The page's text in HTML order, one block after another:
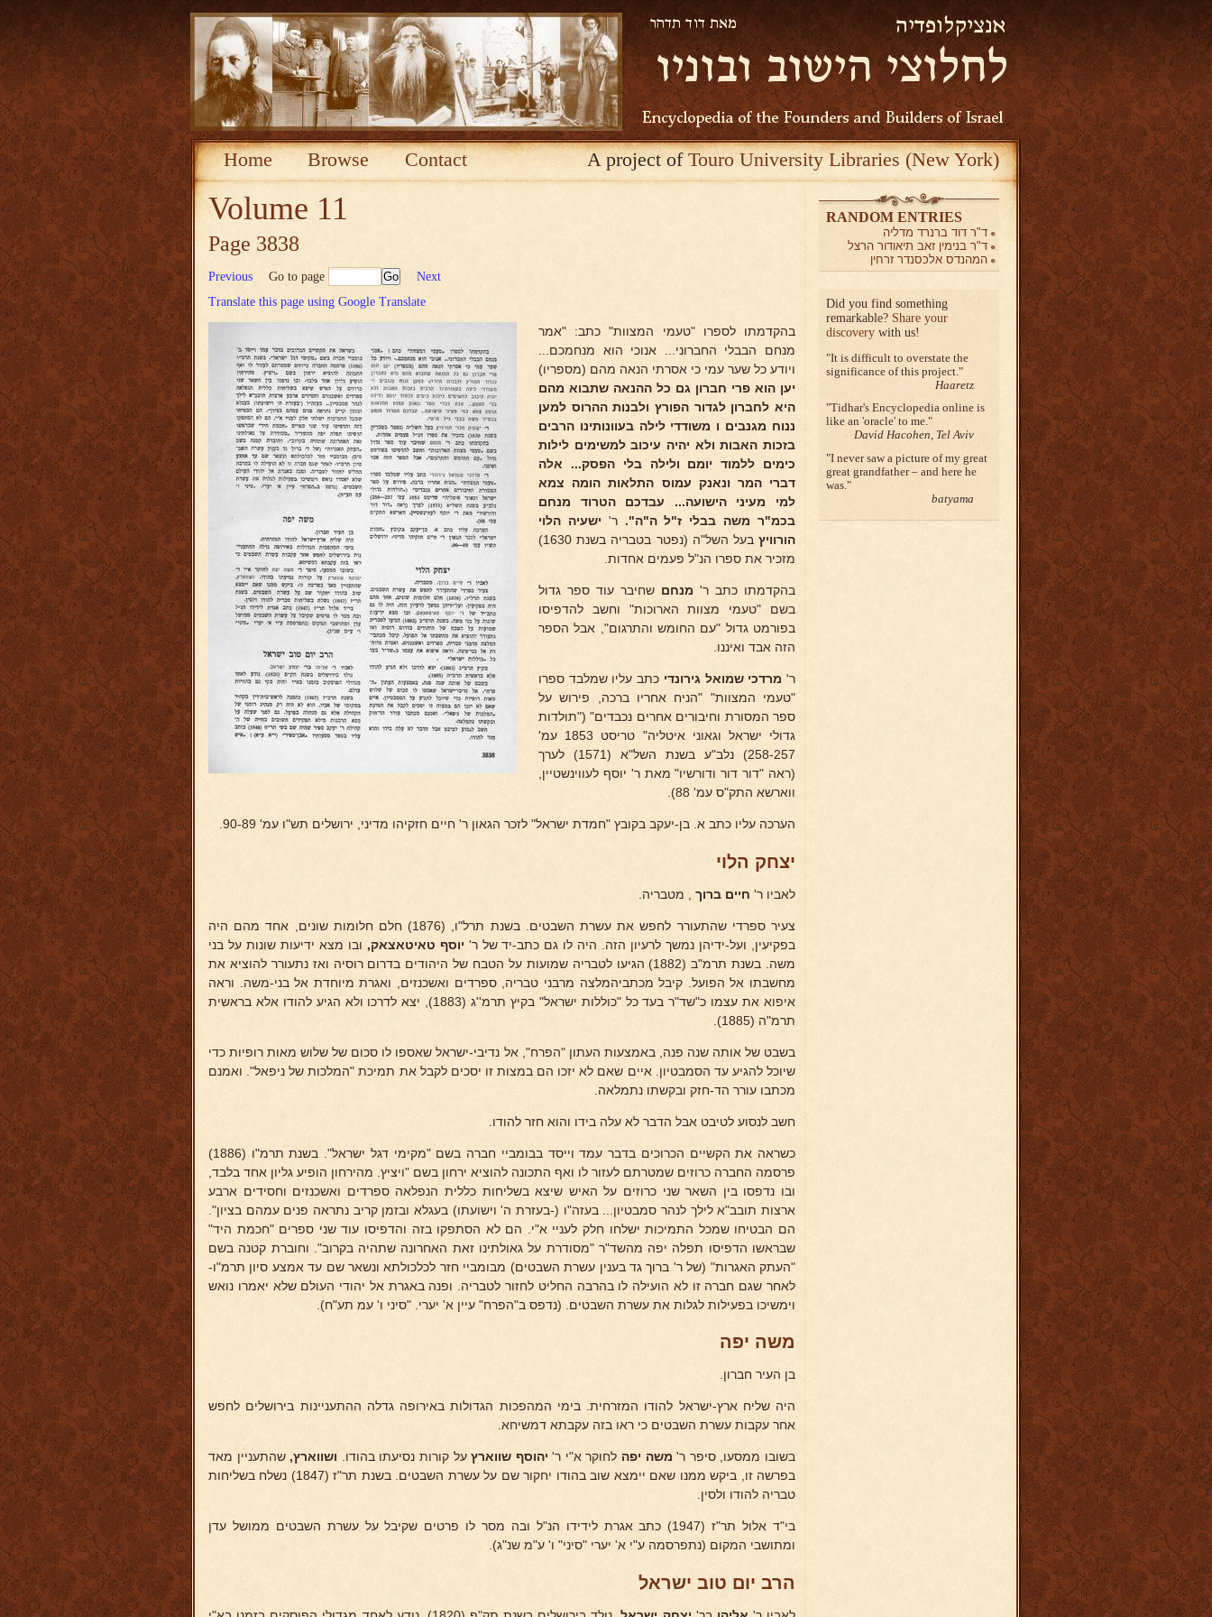
Home Browse Contact A project ofTouro University Libraries (New York)
Volume 11
Page 3838
Previous Go to page
Next
Translate this page using Google Translate
בהקדמתו לספרו "טעמי המצוות" כתב: "אמר
מנחם הבבלי החברוני... אנוכי הוא מנחמכם...
ויודע כל שער עמי כי אסרתי הנאה מהם (מספריו)
יען הוא פרי חברון גם כל ההנאה שתבוא מהם
היא לחברון לגדור הפורץ ולבנות ההרוס למען
ננוח מגנבים ו משודדי לילה בעוונותינו הרבים
בזכות האבות ולא יהיה עיכוב למשימים לילות
כימים ללמוד יומם ולילה
בלי הפסק... אלה
דברי המר ונאנק עמוס התלאות הומה צמא
למי מעיני הישועה... עבדכם הטרוד מנחם
בכמ"ר משה בבלי ז"ל ה"ה". ר' ישעיה הלוי
הורוויץ
בעל השל"ה (נפטר בטבריה בשנת 1630)
מזכיר את ספרו הנ"ל פעמים אחדות.
בהקדמתו כתב ר' מנחם שחיבר עוד ספר גדול
בשם "טעמי מצוות הארוכות" וחשב להדפיסו
בפורמט גדול "עם החומש והתרגום", אבל הספר
הזה אבד ואיננו.
ר'מרדכי שמואל גירונדי כתב עליו שמלבד ספרו
"טעמי המצוות" "הניח אחריו ברכה, פירוש על
ספר המסורת וחיבורים אחרים נכבדים" ("תולדות
גדולי ישראל וגאוני איטליה" טריסט 1853 עמ'
258-257) נלב"ע בשנת השל"א (1571) לערך
(ראה "דור דור ודורשיו" מאת ר' יוסף לעווינשטיין,
ווארשא התק"ס עמ' 88).
הערכה עליו כתב א. בן-יעקב בקובץ "חמדת ישראל" לזכר הגאון ר' חיים חזקיהו מדיני, ירושלים תש"ו עמ' 90-89.
יצחק הלוי
לאביו ר' חיים ברוך , מטבריה.
צעיר ספרדי שהתעורר לחפש את עשרת השבטים. בשנת תרל"ו, (1876) חלם חלומות שונים, אחד מהם היה
בפקיעין, ועל-ידיהן נמשך לרעיון הזה. היה לו גם כתב-יד של ר' יוסף טאיטאצאק, ובו מצא ידיעות שונות על בני
משה. בשנת תרמ"ב (1882) הגיעו לטבריה שמועות על הטבח של היהודים בדרום רוסיה ואז נתעורר להוציא את
מחשבתו אל הפועל. קיבל מכתביהמלצה מרבני טבריה, ספרדים ואשכנזים, ואגרת מיוחדת אל בני-משה. וראה
איפוא את עצמו כ"שד"ר בעד כל "כוללות ישראל" בקיץ תרמ''ג (1883), יצא לדרכו ולא הגיע להודו אלא בראשית
תרמ"ה (1885).
בשבט של אותה שנה פנה, באמצעות העתון "הפרח", אל נדיבי-ישראל שאספו לו סכום של שלוש מאות רופיות כדי
שיוכל להגיע עד הסמבטיון. איים שאם לא יזכו הם במצות זו יסכים לקבל את תמיכת "המלכות של ניפאל". ואמנם
מכתבו עורר הד-חזק ובקשתו נתמלאה.
חשב לנסוע לטיבט אבל הדבר לא עלה בידו והוא חזר להודו.
כשראה את הקשיים הכרוכים בדבר עמד וייסד בבומביי חברה בשם "מקימי דגל ישראל". בשנת תרמ"ו (1886)
פרסמה החברה כרוזים שמטרתם לעזור לו ואף התכונה להוציא ירחון בשם "ויציץ. מהירחון הופיע גליון אחד בלבד,
ובו נדפסו בין השאר שני כרוזים על האיש שיצא בשליחות כללית הנפלאה ספרדים ואשכנזים וחסידים ארבע
ארצות תובב"א לילך לנהר סמבטיון... בעזה"ו (-בעזרת ה' וישועתו) בעגלא ובזמן קריב נתראה פנים עמהם בציון".
הם הבטיחו שמכל התמיכות ישלחו חלק לעניי א"י. הם לא הסתפקו בזה והדפיסו עוד שני ספרים "חכמת היד"
שבראשו הדפיסו תפלה יפה מהשד"ר "מסודרת על גאולתינו זאת האחרונה שתהיה בקרוב". וחוברת קטנה בשם
"העתק האגרות" (של ר' ברוך גד בענין עשרת השבטים) מבומביי חזר לכלכולתא ונשאר שם עד אמצע סיון תרמ"ו-
לאחר שגם חברה זו לא הועילה לו בהרבה החליט לחזור לטבריה. ופנה באגרת אל יהודי העולם שלא יאמרו נואש
וימשיכו בפעילות לגלות את עשרת השבטים. (נדפס ב"הפרח" עיין א' יערי. "סיני ו' עמ תע"ח).
משה יפה
בן העיר חברון.
היה שליח ארץ-ישראל להודו המזרחית. בימי המהפכות הגדולות באירופה גדלה ההתעניינות בירושלים לחפש
אחר עקבות עשרת השבטים כי ראו בזה עקבתא דמשיחא.
בשובו ממסעו, סיפר ר' משה יפה לחוקר א"י ר' יהוסף שווארץעל קורות נסיעתו בהודו. ושווארץ, שהתעניין מאד
בפרשה זו, ביקש ממנו שאם יימצא שוב בהודו יחקור שם על עשרת השבטים. בשנת תר"ז (1847) נשלח בשליחות
טבריה להודו ולסין.
בי"ד אלול תר"ז (1947) כתב אגרת לידידו הנ"ל ובה מסר לו פרטים שקיבל על עשרת השבטים ממושל עדן
ומתושבי המקום (נתפרסמה ע"י א' יערי "סיני" ו' ע"מ שנ"ג).
הרב יום טוב ישראל
RANDOM ENTRIES
ד"ר דוד ברנרד מדליה
ד"ר בנימין זאב תיאודור הרצל
המהנדס אלכסנדר זרחין
Did you find something
remarkable? Share your
discovery with us!
It is difficult to overstate the
significance of this project.
Haaretz
Tidhar's Encyclopedia online is
like an 'oracle' to me.
David Hacohen, Tel Aviv
I never saw a picture of my great
great grandfather – and here he
was.
batyama